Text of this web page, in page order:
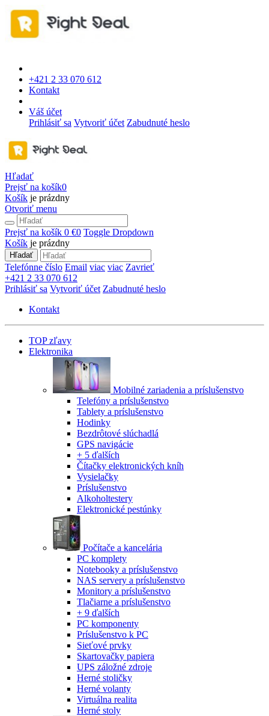
+421 2 33 070 612
Kontakt
Váš účet
Prihlásiť sa Vytvoriť účet Zabudnuté heslo
Hľadať
Prejsť na košík0
Košík je prázdny
Otvoriť menu
Prejsť na košík 0 €0 Toggle Dropdown
Košík je prázdny
Hľadať
Telefónne číslo Email viac viac Zavrieť
+421 2 33 070 612
Prihlásiť sa Vytvoriť účet Zabudnuté heslo
Kontakt
TOP zľavy
Elektronika
Mobilné zariadenia a príslušenstvo
Telefóny a príslušenstvo
Tablety a príslušenstvo
Hodinky
Bezdrôtové slúchadlá
GPS navigácie
+ 5 ďalších
Čítačky elektronických kníh
Vysielačky
Príslušenstvo
Alkoholtestery
Elektronické pestúnky
Počítače a kancelária
PC komplety
Notebooky a príslušenstvo
NAS servery a príslušenstvo
Monitory a príslušenstvo
Tlačiarne a príslušenstvo
+ 9 ďalších
PC komponenty
Príslušenstvo k PC
Sieťové prvky
Skartovačky papiera
UPS záložné zdroje
Herné stoličky
Herné volanty
Virtuálna realita
Herné stoly